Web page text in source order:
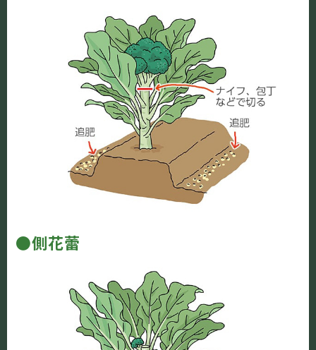
●側花蕾